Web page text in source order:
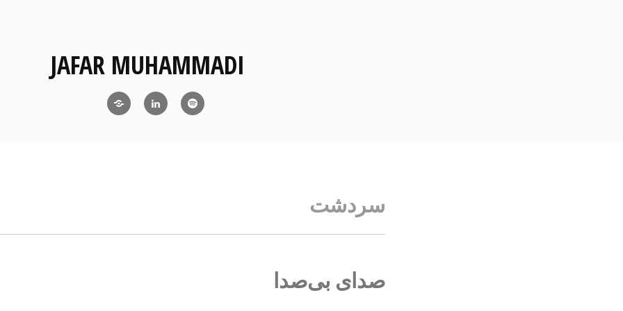
JAFAR MUHAMMADI
سردشت
صدای بی‌صدا